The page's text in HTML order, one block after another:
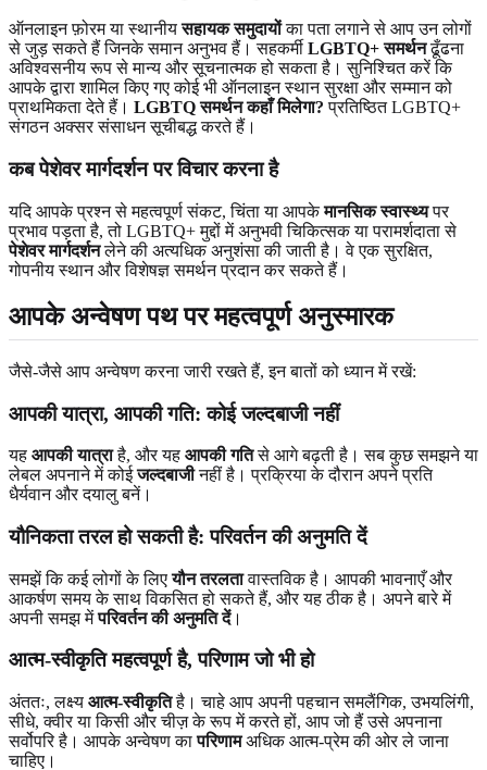
ऑनलाइन फ़ोरम या स्थानीयसहायक समुदायोंका पता लगाने से आप उन लोगों
से जुड़ सकते हैं जिनके समान अनुभव हैं। सहकर्मी LGBTQ+ समर्थनढूँढना
अविश्वसनीय रूप से मान्य और सूचनात्मक हो सकता है। सुनिश्चित करें कि
आपके द्वारा शामिल किए गए कोई भी ऑनलाइन स्थान सुरक्षा और सम्मान को
प्राथमिकता देते हैं। LGBTQ समर्थन कहाँ मिलेगा? प्रतिष्ठित LGBTQ+
संगठन अक्सर संसाधन सूचीबद्ध करते हैं।
कब पेशेवर मार्गदर्शन पर विचार करना है
यदि आपके प्रश्न से महत्वपूर्ण संकट, चिंता या आपकेमानसिक स्वास्थ्यपर
प्रभाव पड़ता है, तो LGBTQ+ मुद्दों में अनुभवी चिकित्सक या परामर्शदाता से
पेशेवर मार्गदर्शनलेने की अत्यधिक अनुशंसा की जाती है। वे एक सुरक्षित,
गोपनीय स्थान और विशेषज्ञ समर्थन प्रदान कर सकते हैं।
आपके अन्वेषण पथ पर महत्वपूर्ण अनुस्मारक
जैसे-जैसे आप अन्वेषण करना जारी रखते हैं, इन बातों को ध्यान में रखें:
आपकी यात्रा, आपकी गति: कोई जल्दबाजी नहीं
यह आपकी यात्राहै, और यह आपकी गतिसे आगे बढ़ती है। सब कुछ समझने या
लेबल अपनाने में कोईजल्दबाजीनहीं है। प्रक्रिया के दौरान अपने प्रति
धैर्यवान और दयालु बनें।
यौनिकता तरल हो सकती है: परिवर्तन की अनुमति दें
समझें कि कई लोगों के लिएयौन तरलतावास्तविक है। आपकी भावनाएँ और
आकर्षण समय के साथ विकसित हो सकते हैं, और यह ठीक है। अपने बारे में
अपनी समझ मेंपरिवर्तन की अनुमति दें।
आत्म-स्वीकृति महत्वपूर्ण है, परिणाम जो भी हो
अंततः, लक्ष्य आत्म-स्वीकृतिहै। चाहे आप अपनी पहचान समलैंगिक, उभयलिंगी,
सीधे, क्वीर या किसी और चीज़ के रूप में करते हों, आप जो हैं उसे अपनाना
सर्वोपरि है। आपके अन्वेषण कापरिणामअधिक आत्म-प्रेम की ओर ले जाना
चाहिए।